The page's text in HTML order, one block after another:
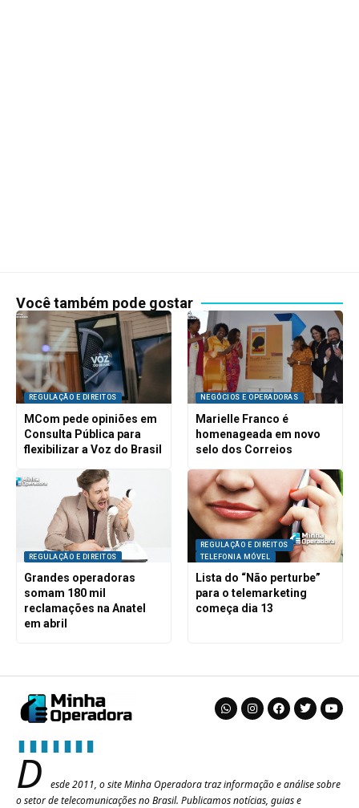
Você também pode gostar
REGULAÇÃO E DIREITOS
MCom pede opiniões em
Consulta Pública para
flexibilizar a Voz do Brasil
NEGÓCIOS E OPERADORAS
Marielle Franco é
homenageada em novo
selo dos Correios
REGULAÇÃO E DIREITOS
Grandes operadoras
somam 180 mil
reclamações na Anatel
em abril
REGULAÇÃO E DIREITOS
TELEFONIA MÓVEL
Lista do “Não perturbe”
para o telemarketing
começa dia 13
D
esde 2011, o site Minha Operadora traz informação e análise sobre
o setor de telecomunicações no Brasil. Publicamos notícias, guias e